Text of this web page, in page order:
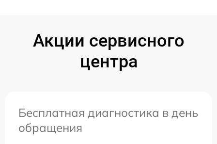
Акции сервисного
центра
Бесплатная диагностика в день
обращения